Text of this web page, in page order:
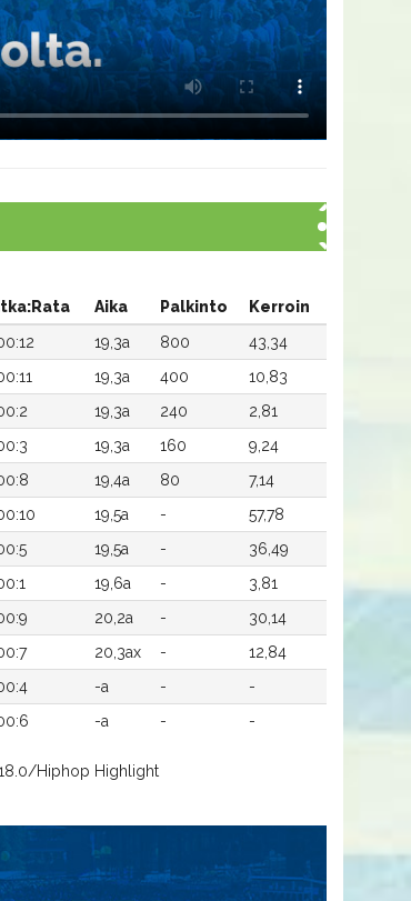
Aika Palkinto
Kerroin
19,3a 800
43,34
19,3a 400
10,83
19,3a 240
2,81
19,3a 160
9,24
19,4a 80
7,14
19,5a -
57,78
19,5a -
36,49
19,6a -
3,81
20,2a -
30,14
20,3ax -
12,84
-a -
-
-a - -
Hiphop Highlight